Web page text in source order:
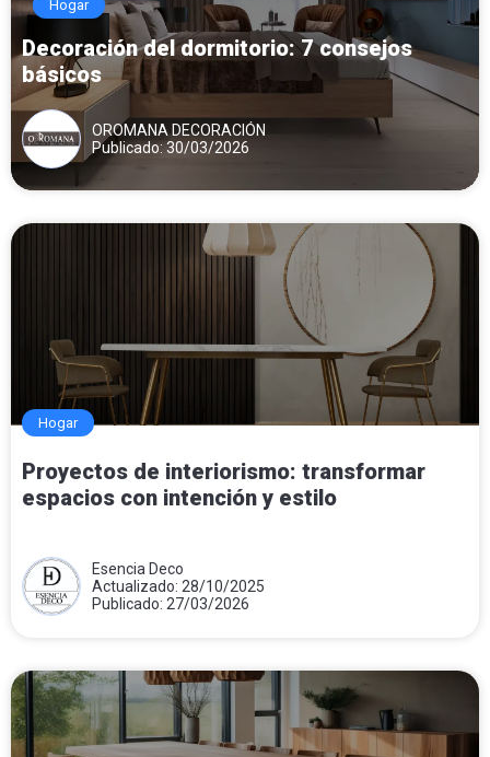
Hogar
Decoración del dormitorio: 7 consejos
básicos
OROMANA DECORACIÓN
Publicado: 30/03/2026
Hogar
Proyectos de interiorismo: transformar
espacios con intención y estilo
Esencia Deco
Actualizado: 28/10/2025
Publicado: 27/03/2026